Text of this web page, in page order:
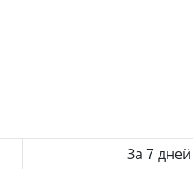
За 7 дней